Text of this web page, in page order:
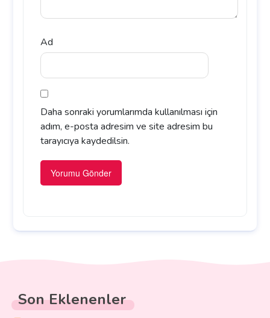
Ad
Daha sonraki yorumlarımda kullanılması için
adım, e-posta adresim ve site adresim bu
tarayıcıya kaydedilsin.
Son Eklenenler